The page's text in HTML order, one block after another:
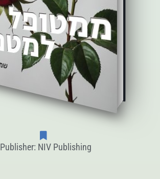
Publisher: NIV Publishing